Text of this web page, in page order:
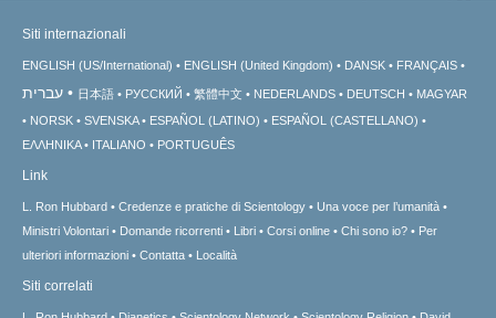
Siti internazionali
ENGLISH (US/International) ENGLISH (United Kingdom) DANSK FRANÇAIS
עברית 日本語 РУССКИЙ 繁體中文 NEDERLANDS DEUTSCH
MAGYAR
NORSK
SVENSKA ESPAÑOL (LATINO)
ESPAÑOL (CASTELLANO)
ΕΛΛΗΝΙΚA
ITALIANO PORTUGUÊS
Link
L. Ron Hubbard Credenze e pratiche di Scientology
Una voce per l’umanità
Ministri Volontari
Domande ricorrenti Libri Corsi online Chi sono io?
Per
ulteriori informazioni
Contatta Località
Siti correlati